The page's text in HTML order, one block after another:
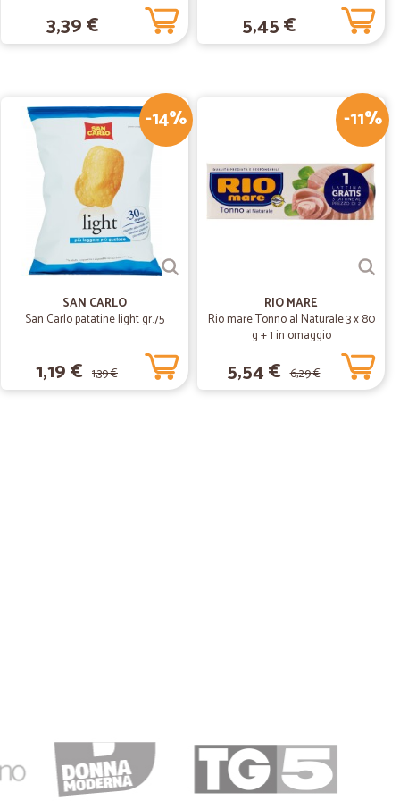
alle fotografie ed alla descrizione.
03/04/2019
servizio.
3,39 € 5,45 €
-14%
SAN CARLO
San Carlo patatine light gr.75
1,19 € 1,39 €
-11%
RIO MARE
Rio mare Tonno al Naturale 3 x 80
g + 1 in omaggio
5,54 € 6,29 €